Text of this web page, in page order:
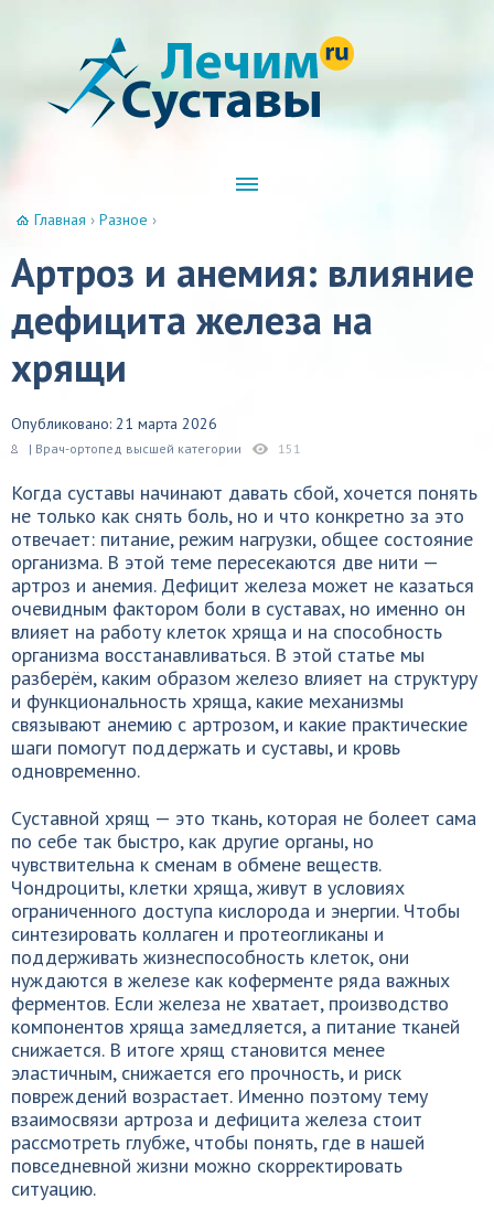
Главная › Разное ›
Артроз и анемия: влияние
дефицита железа на
хрящи
Опубликовано: 21 марта 2026
| Врач-ортопед высшей категории 151
Когда суставы начинают давать сбой, хочется понять
не только как снять боль, но и что конкретно за это
отвечает: питание, режим нагрузки, общее состояние
организма. В этой теме пересекаются две нити —
артроз и анемия. Дефицит железа может не казаться
очевидным фактором боли в суставах, но именно он
влияет на работу клеток хряща и на способность
организма восстанавливаться. В этой статье мы
разберём, каким образом железо влияет на структуру
и функциональность хряща, какие механизмы
связывают анемию с артрозом, и какие практические
шаги помогут поддержать и суставы, и кровь
одновременно.
Суставной хрящ — это ткань, которая не болеет сама
по себе так быстро, как другие органы, но
чувствительна к сменам в обмене веществ.
Чондроциты, клетки хряща, живут в условиях
ограниченного доступа кислорода и энергии. Чтобы
синтезировать коллаген и протеогликаны и
поддерживать жизнеспособность клеток, они
нуждаются в железе как коферменте ряда важных
ферментов. Если железа не хватает, производство
компонентов хряща замедляется, а питание тканей
снижается. В итоге хрящ становится менее
эластичным, снижается его прочность, и риск
повреждений возрастает. Именно поэтому тему
взаимосвязи артроза и дефицита железа стоит
рассмотреть глубже, чтобы понять, где в нашей
повседневной жизни можно скорректировать
ситуацию.